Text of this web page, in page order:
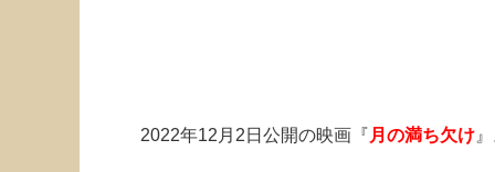
2022年12月2日公開の映画『 月の満ち欠け